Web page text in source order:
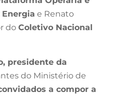
e Renato
do Coletivo Nacional
presidente da
do Ministério de
a compor a